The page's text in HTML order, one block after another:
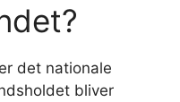
det nationale
bliver